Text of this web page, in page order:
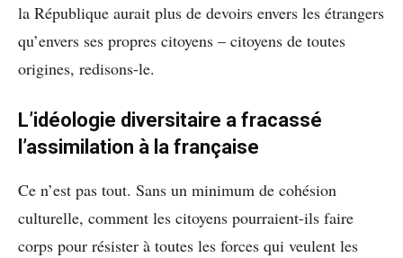
la République aurait plus de devoirs envers les étrangers
qu’envers ses propres citoyens – citoyens de toutes
origines, redisons-le.
L’idéologie diversitaire a fracassé
l’assimilation à la française
Ce n’est pas tout. Sans un minimum de cohésion
culturelle, comment les citoyens pourraient-ils faire
corps pour résister à toutes les forces qui veulent les